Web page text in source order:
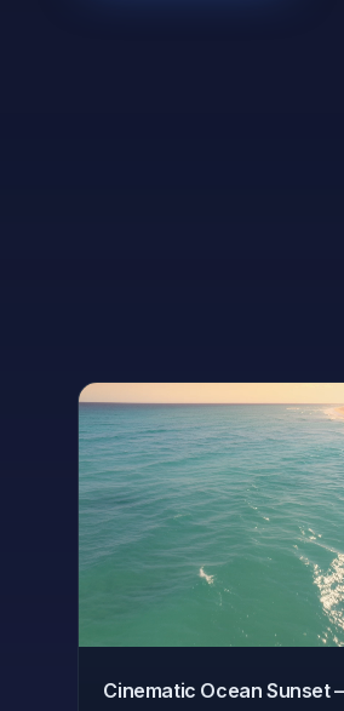
Cinematic Ocean Sunset